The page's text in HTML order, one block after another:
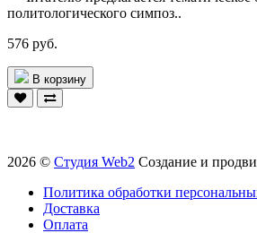
политологического симпоз..
576 руб.
В корзину
2026 © Студия Web2 Создание и
Политика обработки
Доставка
Оплата